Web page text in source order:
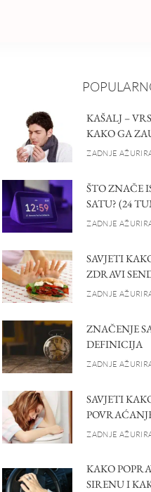
KAŠALJ –
KAKO GA
ZADNJE
ŠTO ZNAČE
SATU? (24
ZADNJE
SAVJETI
ZDRAVI
ZADNJE
ZNAČENJE
DEFINICIJA
ZADNJE
SAVJETI
ZADNJE
KAKO
SIRENU I